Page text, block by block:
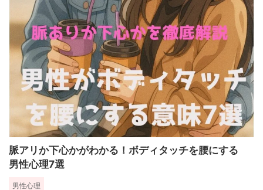
脈アリか下心かがわかる！ボディタッチを腰にする
男性心理7選
男性心理